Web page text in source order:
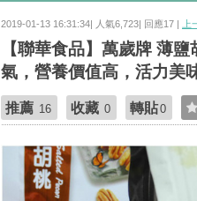
2019-01-13 16:31:34| 人氣6,723| 回應17 | 上
【聯華食品】萬歲牌 薄
氣，營養價值高，活力美
推薦 16 收藏 0 轉貼0